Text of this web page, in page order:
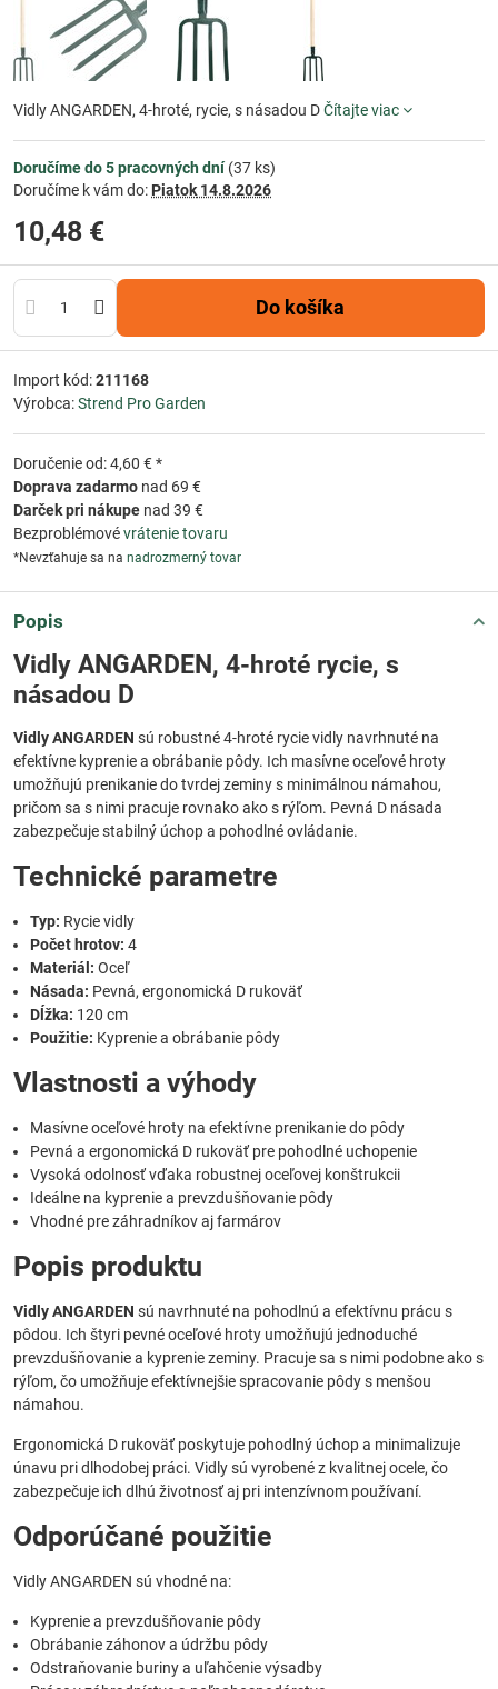
Vidly ANGARDEN, 4-hroté, rycie, s násadou DČítajte viac
Doručíme do 5 pracovných dní(37 ks)
Doručíme k vám do: Piatok 14.8.2026
10,48 €
Do košíka
Import kód:211168
Výrobca:Strend Pro Garden
Doručenie od: 4,60 € *
Doprava zadarmo nad 69 €
Darček pri nákupe nad 39 €
Bezproblémovévrátenie tovaru
*Nevzťahuje sa na nadrozmerný tovar
Popis
Vidly ANGARDEN, 4-hroté rycie, s
násadou D
Vidly ANGARDEN sú robustné 4-hroté rycie vidly navrhnuté na
efektívne kyprenie a obrábanie pôdy. Ich masívne oceľové hroty
umožňujú prenikanie do tvrdej zeminy s minimálnou námahou,
pričom sa s nimi pracuje rovnako ako s rýľom. Pevná D násada
zabezpečuje stabilný úchop a pohodlné ovládanie.
Technické parametre
Typ: Rycie vidly
Počet hrotov: 4
Materiál: Oceľ
Násada: Pevná, ergonomická D rukoväť
Dĺžka: 120 cm
Použitie: Kyprenie a obrábanie pôdy
Vlastnosti a výhody
Masívne oceľové hroty na efektívne prenikanie do pôdy
Pevná a ergonomická D rukoväť pre pohodlné uchopenie
Vysoká odolnosť vďaka robustnej oceľovej konštrukcii
Ideálne na kyprenie a prevzdušňovanie pôdy
Vhodné pre záhradníkov aj farmárov
Popis produktu
Vidly ANGARDEN sú navrhnuté na pohodlnú a efektívnu prácu s
pôdou. Ich štyri pevné oceľové hroty umožňujú jednoduché
prevzdušňovanie a kyprenie zeminy. Pracuje sa s nimi podobne ako s
rýľom, čo umožňuje efektívnejšie spracovanie pôdy s menšou
námahou.
Ergonomická D rukoväť poskytuje pohodlný úchop a minimalizuje
únavu pri dlhodobej práci. Vidly sú vyrobené z kvalitnej ocele, čo
zabezpečuje ich dlhú životnosť aj pri intenzívnom používaní.
Odporúčané použitie
Vidly ANGARDEN sú vhodné na:
Kyprenie a prevzdušňovanie pôdy
Obrábanie záhonov a údržbu pôdy
Odstraňovanie buriny a uľahčenie výsadby